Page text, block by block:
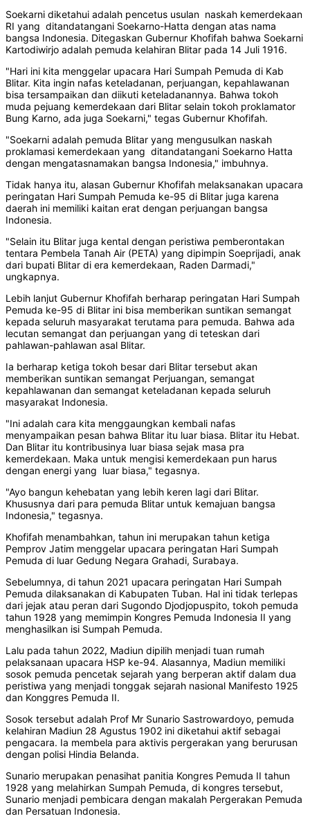
Soekarni diketahui adalah pencetus usulan naskah kemerdekaan
RI yang ditandatangani Soekarno-Hatta dengan atas nama
bangsa Indonesia. Ditegaskan Gubernur Khofifah bahwa Soekarni
Kartodiwirjo adalah pemuda kelahiran Blitar pada 14 Juli 1916.
"Hari ini kita menggelar upacara Hari Sumpah Pemuda di Kab
Blitar. Kita ingin nafas keteladanan, perjuangan, kepahlawanan
bisa tersampaikan dan diikuti keteladanannya. Bahwa tokoh
muda pejuang kemerdekaan dari Blitar selain tokoh proklamator
Bung Karno, ada juga Soekarni," tegas Gubernur Khofifah.
"Soekarni adalah pemuda Blitar yang mengusulkan naskah
proklamasi kemerdekaan yang ditandatangani Soekarno Hatta
dengan mengatasnamakan bangsa Indonesia," imbuhnya.
Tidak hanya itu, alasan Gubernur Khofifah melaksanakan upacara
peringatan Hari Sumpah Pemuda ke-95 di Blitar juga karena
daerah ini memiliki kaitan erat dengan perjuangan bangsa
Indonesia.
"Selain itu Blitar juga kental dengan peristiwa pemberontakan
tentara Pembela Tanah Air (PETA) yang dipimpin Soeprijadi, anak
dari bupati Blitar di era kemerdekaan, Raden Darmadi,"
ungkapnya.
Lebih lanjut Gubernur Khofifah berharap peringatan Hari Sumpah
Pemuda ke-95 di Blitar ini bisa memberikan suntikan semangat
kepada seluruh masyarakat terutama para pemuda. Bahwa ada
lecutan semangat dan perjuangan yang di teteskan dari
pahlawan-pahlawan asal Blitar.
Ia berharap ketiga tokoh besar dari Blitar tersebut akan
memberikan suntikan semangat Perjuangan, semangat
kepahlawanan dan semangat keteladanan kepada seluruh
masyarakat Indonesia.
"Ini adalah cara kita menggaungkan kembali nafas
menyampaikan pesan bahwa Blitar itu luar biasa. Blitar itu Hebat.
Dan Blitar itu kontribusinya luar biasa sejak masa pra
kemerdekaan. Maka untuk mengisi kemerdekaan pun harus
dengan energi yang luar biasa," tegasnya.
"Ayo bangun kehebatan yang lebih keren lagi dari Blitar.
Khususnya dari para pemuda Blitar untuk kemajuan bangsa
Indonesia," tegasnya.
Khofifah menambahkan, tahun ini merupakan tahun ketiga
Pemprov Jatim menggelar upacara peringatan Hari Sumpah
Pemuda di luar Gedung Negara Grahadi, Surabaya.
Sebelumnya, di tahun 2021 upacara peringatan Hari Sumpah
Pemuda dilaksanakan di Kabupaten Tuban. Hal ini tidak terlepas
dari jejak atau peran dari Sugondo Djodjopuspito, tokoh pemuda
tahun 1928 yang memimpin Kongres Pemuda Indonesia II yang
menghasilkan isi Sumpah Pemuda.
Lalu pada tahun 2022, Madiun dipilih menjadi tuan rumah
pelaksanaan upacara HSP ke-94. Alasannya, Madiun memiliki
sosok pemuda pencetak sejarah yang berperan aktif dalam dua
peristiwa yang menjadi tonggak sejarah nasional Manifesto 1925
dan Konggres Pemuda II.
Sosok tersebut adalah Prof Mr Sunario Sastrowardoyo, pemuda
kelahiran Madiun 28 Agustus 1902 ini diketahui aktif sebagai
pengacara. Ia membela para aktivis pergerakan yang berurusan
dengan polisi Hindia Belanda.
Sunario merupakan penasihat panitia Kongres Pemuda II tahun
1928 yang melahirkan Sumpah Pemuda, di kongres tersebut,
Sunario menjadi pembicara dengan makalah Pergerakan Pemuda
dan Persatuan Indonesia.